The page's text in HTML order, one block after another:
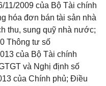
11/2009 của Bộ Tài chính
hóa đơn bán tài sản nhà
thu, sung quỹ nhà nước;
Thông tư số
của Bộ Tài chính
và Nghị định số
của Chính phủ; Điều